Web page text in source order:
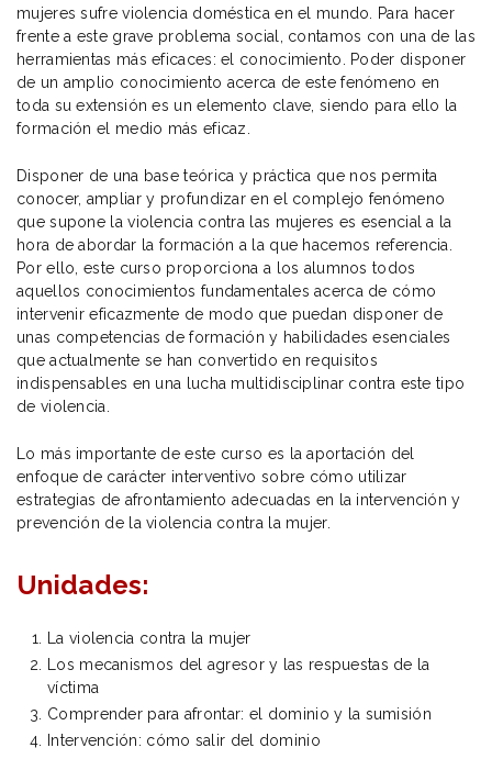
mujeres sufre violencia doméstica en el mundo. Para hacer
frente a este grave problema social, contamos con una de las
herramientas más eficaces: el conocimiento. Poder disponer
de un amplio conocimiento acerca de este fenómeno en
toda su extensión es un elemento clave, siendo para ello la
formación el medio más eficaz.
Disponer de una base teórica y práctica que nos permita
conocer, ampliar y profundizar en el complejo fenómeno
que supone la violencia contra las mujeres es esencial a la
hora de abordar la formación a la que hacemos referencia.
Por ello, este curso proporciona a los alumnos todos
aquellos conocimientos fundamentales acerca de cómo
intervenir eficazmente de modo que puedan disponer de
unas competencias de formación y habilidades esenciales
que actualmente se han convertido en requisitos
indispensables en una lucha multidisciplinar contra este tipo
de violencia.
Lo más importante de este curso es la aportación del
enfoque de carácter interventivo sobre cómo utilizar
estrategias de afrontamiento adecuadas en la intervención y
prevención de la violencia contra la mujer.
Unidades:
La violencia contra la mujer
Los mecanismos del agresor y las respuestas de la
víctima
Comprender para afrontar: el dominio y la sumisión
Intervención: cómo salir del dominio